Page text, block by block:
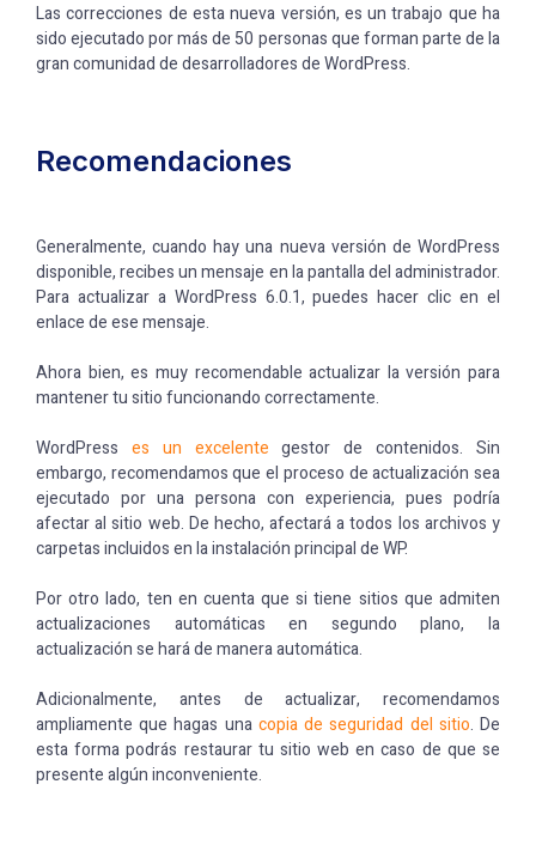
Las correcciones de esta nueva versión, es un trabajo que ha
sido ejecutado por más de 50 personas que forman parte de la
gran comunidad de desarrolladores de WordPress.
Recomendaciones
Generalmente, cuando hay una nueva versión de WordPress
disponible, recibes un mensaje en la pantalla del administrador.
Para actualizar a WordPress 6.0.1, puedes hacer clic en el
enlace de ese mensaje.
Ahora bien, es muy recomendable actualizar la versión para
mantener tu sitio funcionando correctamente.
WordPress es un excelente gestor de contenidos. Sin
embargo, recomendamos que el proceso de actualización sea
ejecutado por una persona con experiencia, pues podría
afectar al sitio web. De hecho, afectará a todos los archivos y
carpetas incluidos en la instalación principal de WP.
Por otro lado, ten en cuenta que si tiene sitios que admiten
actualizaciones automáticas en segundo plano, la
actualización se hará de manera automática.
Adicionalmente, antes de actualizar, recomendamos
ampliamente que hagas una copia de seguridad del sitio. De
esta forma podrás restaurar tu sitio web en caso de que se
presente algún inconveniente.